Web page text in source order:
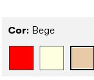
Cor: Bege